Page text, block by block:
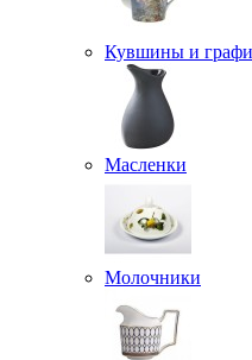
Кувшины и
Масленки
Молочники